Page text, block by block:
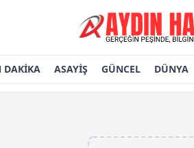
DAKİKA ASAYİŞ GÜNCEL DÜNYA